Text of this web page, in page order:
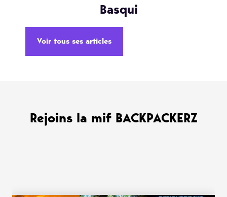
Basqui
Voir tous ses articles
Rejoins la mif BACKPACKERZ